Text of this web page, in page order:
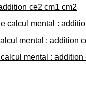
ce2 cm1 cm2
calcul mental :
mental : addition
mental : addition